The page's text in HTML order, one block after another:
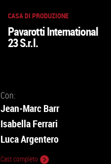
CASA DI PRODUZIONE
Pavarotti International
23 S.r.l.
Con:
Jean-Marc Barr
Isabella Ferrari
Luca Argentero
Cast completo